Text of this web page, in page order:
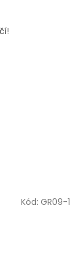
Kód: GR09-1